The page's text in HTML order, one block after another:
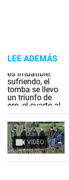
LEE ADEMÁS
VIDEO